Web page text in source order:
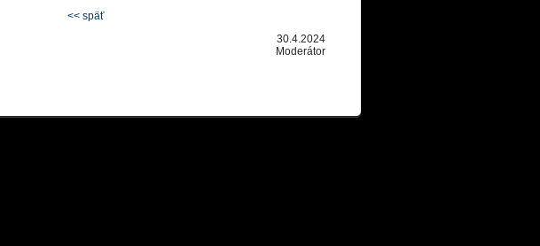
<< späť
30.4.2024
Moderátor